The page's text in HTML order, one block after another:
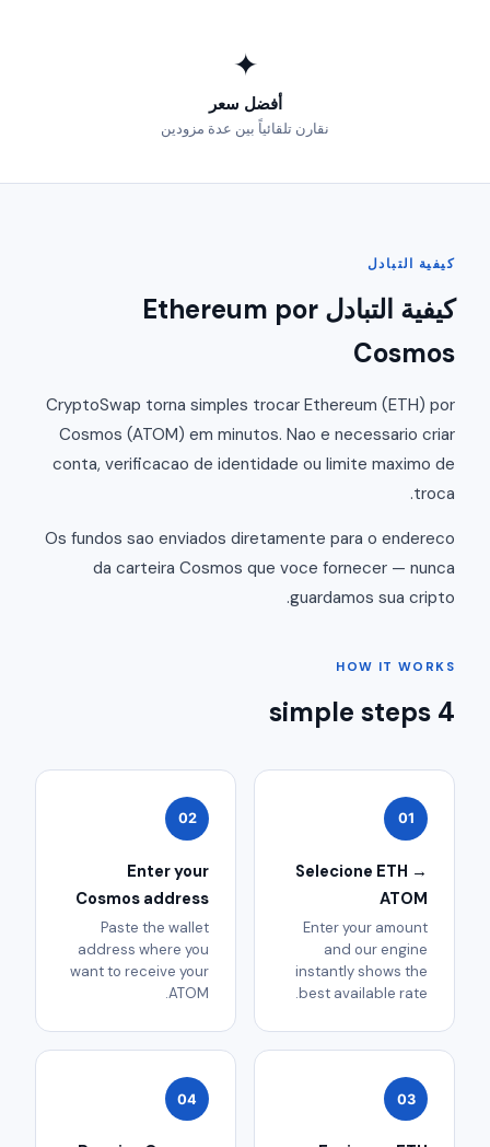
✦
أفضل سعر
نقارن تلقائياً بين عدة مزودين
كيفية التبادل
كيفية التبادل Ethereum por
Cosmos
CryptoSwap torna simples trocar Ethereum (ETH) por
Cosmos (ATOM) em minutos. Nao e necessario criar
conta, verificacao de identidade ou limite maximo de
troca.
Os fundos sao enviados diretamente para o endereco
da carteira Cosmos que voce fornecer — nunca
guardamos sua cripto.
HOW IT WORKS
4 simple steps
01
Selecione ETH →
ATOM
Enter your amount
and our engine
instantly shows the
best available rate.
02
Enter your
Cosmos address
Paste the wallet
address where you
want to receive your
ATOM.
03
04